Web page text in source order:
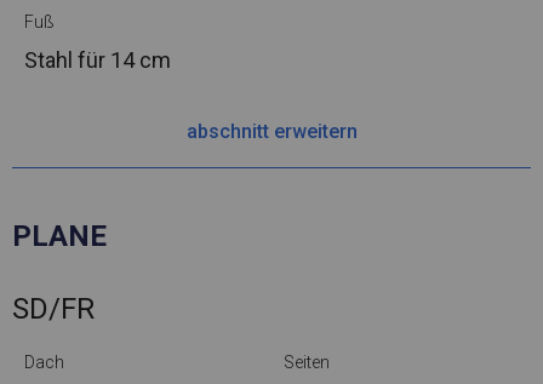
Fuß
Stahl für 14 cm
abschnitt erweitern
PLANE
SD/FR
Dach Seiten